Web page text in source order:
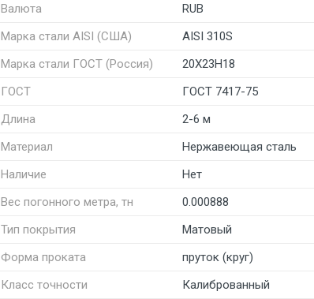
Валюта
RUB
Марка стали AISI (США)
AISI 310S
Марка стали ГОСТ (Россия)
20Х23Н18
ГОСТ
ГОСТ 7417-75
Длина
2-6 м
Материал
Нержавеющая сталь
Наличие
Нет
Вес погонного метра, тн
0.000888
Тип покрытия
Матовый
Форма проката
пруток (круг)
Класс точности
Калиброванный